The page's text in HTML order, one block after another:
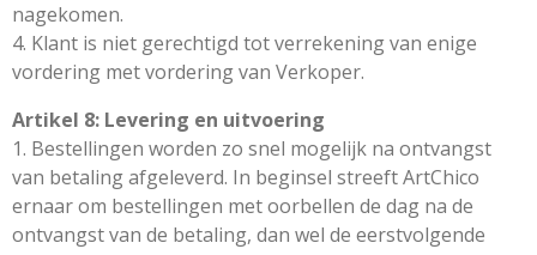
nagekomen.
4. Klant is niet gerechtigd tot verrekening van enige
vordering met vordering van Verkoper.
Artikel 8: Levering en uitvoering
1. Bestellingen worden zo snel mogelijk na ontvangst
van betaling afgeleverd. In beginsel streeft ArtChico
ernaar om bestellingen met oorbellen de dag na de
ontvangst van de betaling, dan wel de eerstvolgende